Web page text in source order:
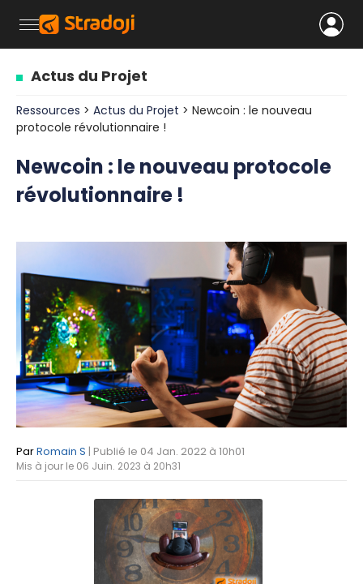
Actus du Projet
Ressources > Actus du Projet > Newcoin : le nouveau
protocole révolutionnaire !
Newcoin : le nouveau protocole
révolutionnaire !
ParRomain S | Publié le 04 Jan. 2022 à 10h01
Mis à jour le 06 Juin. 2023 à 20h31